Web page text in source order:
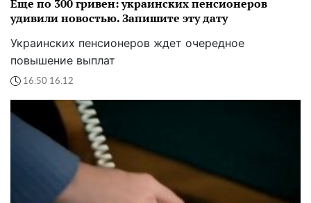
Еще по 300 гривен: украинских пенсионеров
удивили новостью. Запишите эту дату
Украинских пенсионеров ждет очередное
повышение выплат
16:50 16.12